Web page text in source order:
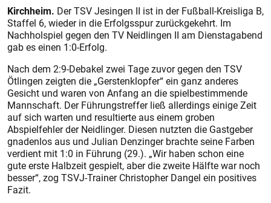
Kirchheim. Der TSV Jesingen II ist in der Fußball-Kreisliga B,
Staffel 6, wieder in die Erfolgsspur zurückgekehrt. Im
Nachholspiel gegen den TV Neidlingen II am Dienstagabend
gab es einen 1:0-Erfolg.
Nach dem 2:9-Debakel zwei Tage zuvor gegen den TSV
Ötlingen zeigten die „Gerstenklopfer“ ein ganz anderes
Gesicht und waren von Anfang an die spielbestimmende
Mannschaft. Der Führungstreffer ließ allerdings einige Zeit
auf sich warten und resultierte aus einem groben
Abspielfehler der Neidlinger. Diesen nutzten die Gastgeber
gnadenlos aus und Julian Denzinger brachte seine Farben
verdient mit 1:0 in Führung (29.). „Wir haben schon eine
gute erste Halbzeit gespielt, aber die zweite Hälfte war noch
besser“, zog TSVJ-Trainer Chris­topher Dangel ein positives
Fazit.